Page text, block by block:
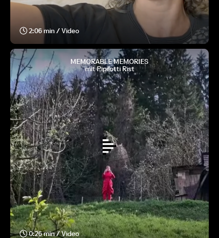
2:06 min / Video
MEMORABLE MEMORIES
mit Pipilotti Rist
0:26 min / Video